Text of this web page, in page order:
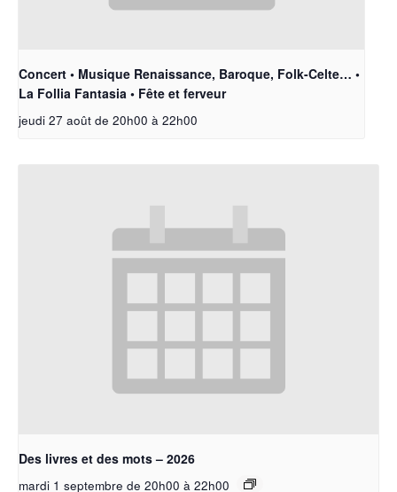
Concert • Musique Renaissance, Baroque, Folk-Celte… •
La Follia Fantasia • Fête et ferveur
jeudi 27 août de 20h00 à 22h00
Des livres et des mots – 2026
mardi 1 septembre de 20h00 à 22h00